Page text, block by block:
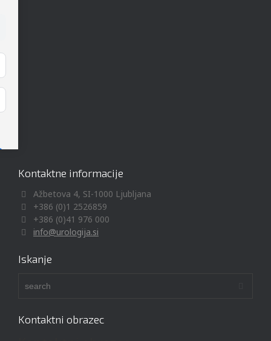
Kontaktne informacije
Ažbetova 4, SI-1000 Ljubljana
+386 (0)1 2526859
+386 (0)41 976 000
info@urologija.si
Iskanje
Kontaktni obrazec